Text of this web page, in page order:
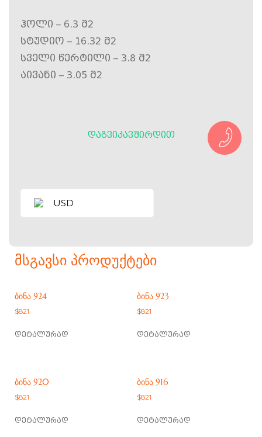
ჰოლი – 6.3 მ2
სტუდიო – 16.32 მ2
სველი წერტილი – 3.8 მ2
აივანი – 3.05 მ2
ᲓᲐᲒᲕᲘᲙᲐᲕᲨᲘᲠᲓᲘᲗ
USD
ᲛᲡᲒᲐᲕᲡᲘ ᲞᲠᲝᲓᲣᲥᲢᲔᲑᲘ
ᲑᲘᲜᲐ 924
$821
დეტალურად
ᲑᲘᲜᲐ 923
$821
დეტალურად
ᲑᲘᲜᲐ 920
$821
დეტალურად
ᲑᲘᲜᲐ 916
$821
დეტალურად